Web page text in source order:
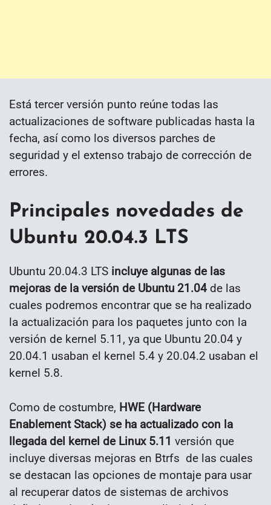
Está tercer versión punto reúne todas las
actualizaciones de software publicadas hasta la
fecha, así como los diversos parches de
seguridad y el extenso trabajo de corrección de
errores.
Principales novedades de
Ubuntu 20.04.3 LTS
Ubuntu 20.04.3 LTS incluye algunas de las
mejoras de la versión de Ubuntu 21.04 de las
cuales podremos encontrar que se ha realizado
la actualización para los paquetes junto con la
versión de kernel 5.11, ya que Ubuntu 20.04 y
20.04.1 usaban el kernel 5.4 y 20.04.2 usaban el
kernel 5.8.
Como de costumbre, HWE (Hardware
Enablement Stack) se ha actualizado con la
llegada del kernel de Linux 5.11 versión que
incluye diversas mejoras en Btrfs de las cuales
se destacan las opciones de montaje para usar
al recuperar datos de sistemas de archivos